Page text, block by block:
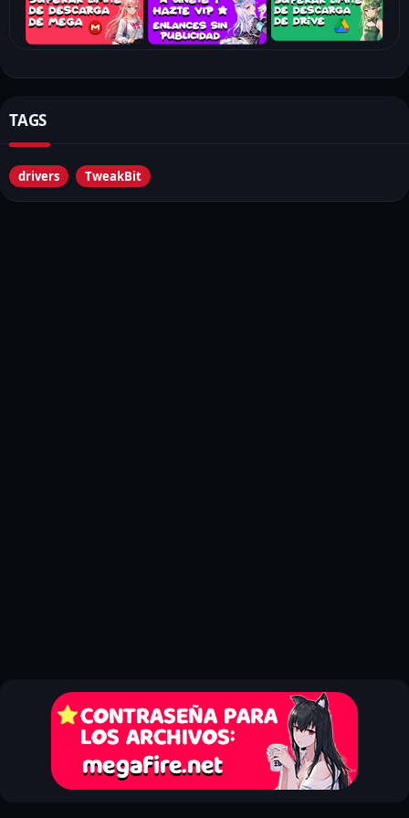
TweakBit Driver Updater realiza un escaneo completo de todos
los componentes de tu sistema para identificar los
actualización importante.
2. Actualizaciones Seguras
El software cuenta con un amplia base de datos de
Driver Updater Crack
Nota importante: Si bien la versión crackeada puede ser
tentadora, debes tener en cuenta que el uso de software pirata
es ilegal y puede tener consecuencias graves, como la
exposición a virus y malware. Además, no recibirás soporte ni
TAGS
drivers TweakBit